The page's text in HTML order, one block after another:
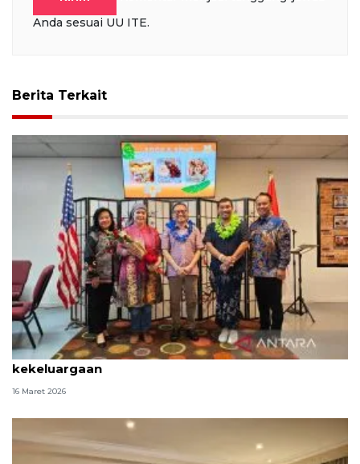
Anda sesuai UU ITE.
Berita Terkait
KJRI San Fransisco ajak diaspora Indonesia perkuat
kekeluargaan
16 Maret 2026